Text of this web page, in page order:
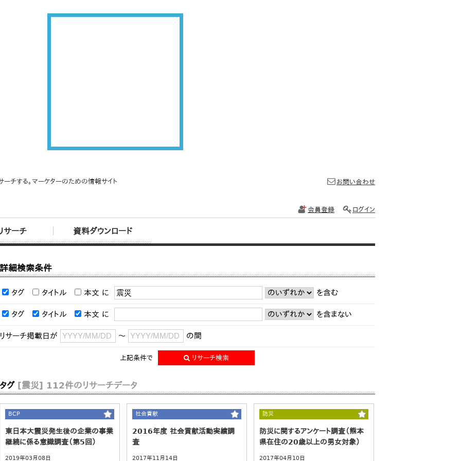
ーチする。マーケターのための情報サイト
サーチ 資料ダウンロード
お問い合わせ
会員登録 ログイン
詳細検索条件
タグ タイトル 本文 に を含む
タグ タイトル 本文 に を含まない
リサーチ掲載日が ～ の間
上記条件で リサーチ検索
タグ [震災] 112件のリサーチデータ
BCP
東日本大震災発生後の企業の事業
継続に係る意識調査（第5回）
2019年03月08日
社会貢献
2016年度 社会貢献活動実績調
査
2017年11月14日
防災
防災に関するアンケート調査（熊本
県在住の20歳以上の男女対象）
2017年04月10日